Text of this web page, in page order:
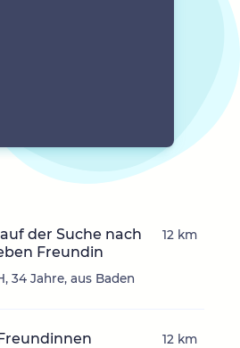
der Suche nach
Freundin
34 Jahre, aus Baden
12 km
12 km